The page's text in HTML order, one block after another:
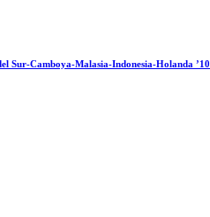
Sur-Camboya-Malasia-Indonesia-Holanda ’10